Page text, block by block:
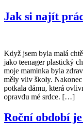
Jak si najít
Když jsem byla malá
jako teenager plastický
moje maminka byla
měly vliv školy.
potkala dámu, která
opravdu mé srdce. […]
Roční období je